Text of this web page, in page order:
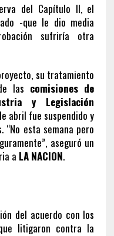
del Capítulo II, el
-que le dio media
sufriría otra
su tratamiento
las comisiones de
y Legislación
abril fue suspendido y
“No esta semana pero
aseguró un
a LA NACION.
del acuerdo con los
litigaron contra la